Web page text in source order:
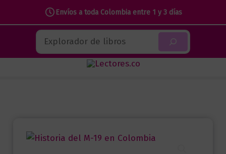
Envíos a toda Colombia entre 1 y 3 días
contenido
Buscar
gobierno: